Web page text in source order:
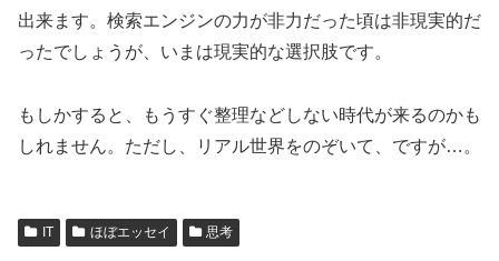
出来ます。検索エンジンの力が非力だった頃は非現実的だ
ったでしょうが、いまは現実的な選択肢です。
もしかすると、もうすぐ整理などしない時代が来るのかも
しれません。ただし、リアル世界をのぞいて、ですが…。
IT ほぼエッセイ 思考